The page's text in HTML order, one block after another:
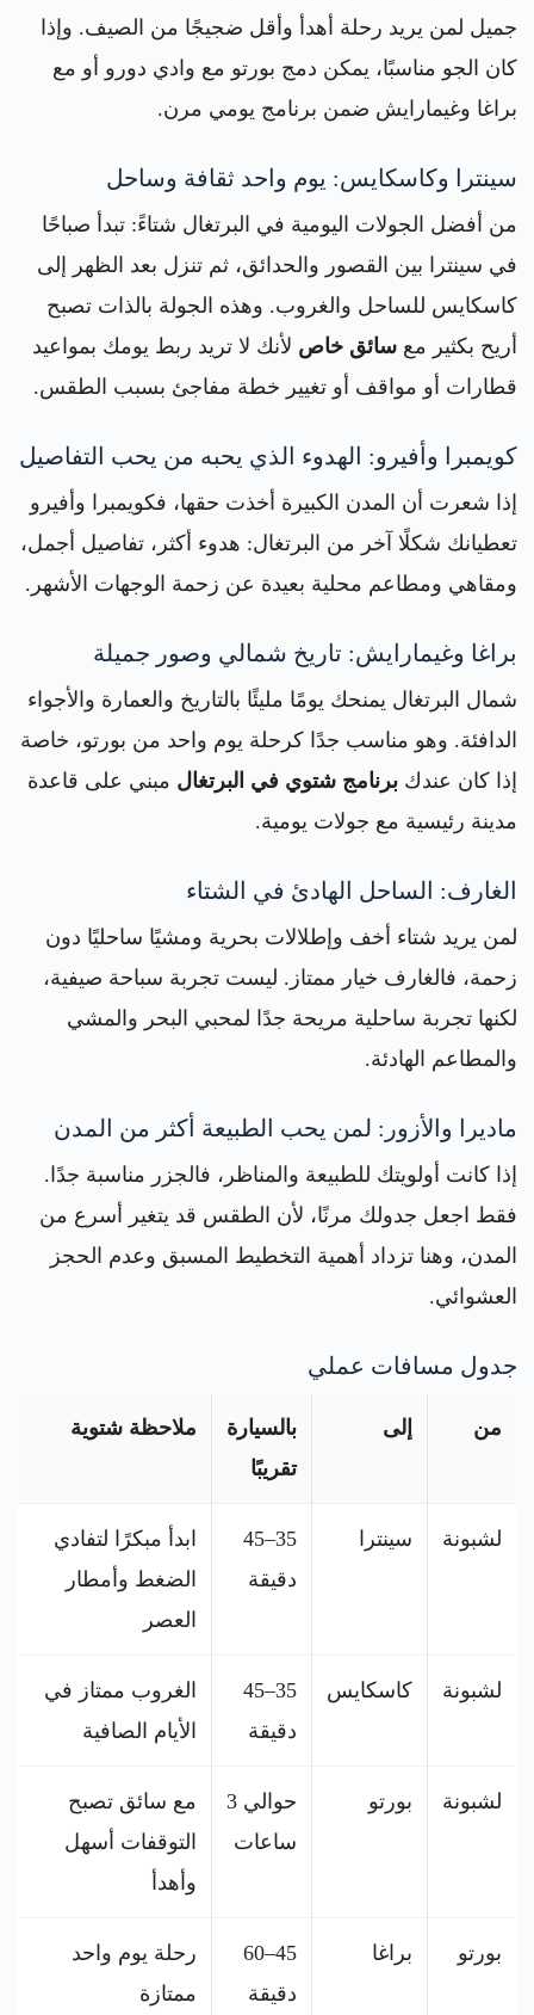
جميل لمن يريد رحلة أهدأ وأقل ضجيجًا من الصيف. وإذا
كان الجو مناسبًا، يمكن دمج بورتو مع وادي دورو أو مع
براغا وغيمارايش ضمن برنامج يومي مرن.
سينترا وكاسكايس: يوم واحد ثقافة وساحل
من أفضل الجولات اليومية في البرتغال شتاءً: تبدأ صباحًا
في سينترا بين القصور والحدائق، ثم تنزل بعد الظهر إلى
كاسكايس للساحل والغروب. وهذه الجولة بالذات تصبح
أريح بكثير مع سائق خاص لأنك لا تريد ربط يومك بمواعيد
قطارات أو مواقف أو تغيير خطة مفاجئ بسبب الطقس.
كويمبرا وأفيرو: الهدوء الذي يحبه من يحب التفاصيل
إذا شعرت أن المدن الكبيرة أخذت حقها، فكويمبرا وأفيرو
تعطيانك شكلًا آخر من البرتغال: هدوء أكثر، تفاصيل أجمل،
ومقاهي ومطاعم محلية بعيدة عن زحمة الوجهات الأشهر.
براغا وغيمارايش: تاريخ شمالي وصور جميلة
شمال البرتغال يمنحك يومًا مليئًا بالتاريخ والعمارة والأجواء
الدافئة. وهو مناسب جدًا كرحلة يوم واحد من بورتو، خاصة
إذا كان عندك برنامج شتوي في البرتغال مبني على قاعدة
مدينة رئيسية مع جولات يومية.
الغارف: الساحل الهادئ في الشتاء
لمن يريد شتاء أخف وإطلالات بحرية ومشيًا ساحليًا دون
زحمة، فالغارف خيار ممتاز. ليست تجربة سباحة صيفية،
لكنها تجربة ساحلية مريحة جدًا لمحبي البحر والمشي
والمطاعم الهادئة.
ماديرا والأزور: لمن يحب الطبيعة أكثر من المدن
إذا كانت أولويتك للطبيعة والمناظر، فالجزر مناسبة جدًا.
فقط اجعل جدولك مرنًا، لأن الطقس قد يتغير أسرع من
المدن، وهنا تزداد أهمية التخطيط المسبق وعدم الحجز
العشوائي.
جدول مسافات عملي
من إلى
بالسيارة
تقريبًا
ملاحظة شتوية
لشبونة سينترا
35–45
دقيقة
ابدأ مبكرًا لتفادي
الضغط وأمطار
العصر
لشبونة كاسكايس
35–45
دقيقة
الغروب ممتاز في
الأيام الصافية
لشبونة بورتو
حوالي 3
ساعات
مع سائق تصبح
التوقفات أسهل
وأهدأ
بورتو براغا
45–60
دقيقة
رحلة يوم واحد
ممتازة